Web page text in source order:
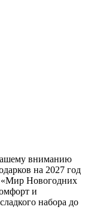
вниманию
на 2027 год
Новогодних
и
набора до